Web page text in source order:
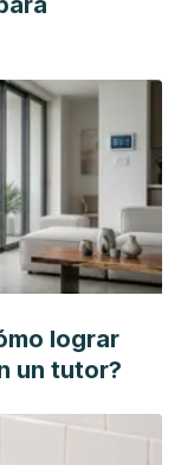
lograr
un tutor?